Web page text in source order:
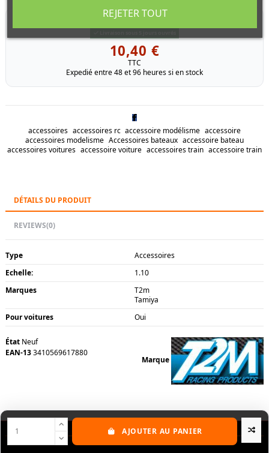
RÉFÉRENCE
10,40 €
TTC
Expedié entre 48 et 96 heures si en stock
AJOUTER AU PANIER
accessoires accessoires rc accessoire modélisme accessoire
accessoires modelisme Accessoires bateaux accessoire bateau
accessoires voitures accessoire voiture accessoires train accessoire train
DÉTAILS DU PRODUIT
REVIEWS(0)
Type
Accessoires
Echelle:
1.10
Marques
T2m
Tamiya
Pour voitures
Oui
Marque
État Neuf
EAN-133410569617880
Nos produits
REJETER TOUT